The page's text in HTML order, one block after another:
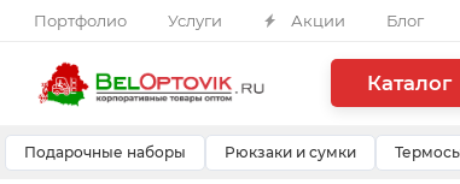
Портфолио Услуги Акции Блог
Каталог
Подарочные наборы Рюкзаки и сумки